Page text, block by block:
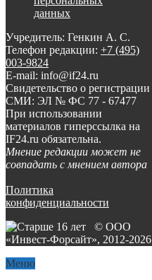
данных
Учредитель: Генкин А. С.
Телефон редакции: +7 (495)
003-9824
E-mail: info@if24.ru
Свидетельство о регистрации
СМИ: ЭЛ № ФС 77 - 67477
При использовании
материалов гиперссылка на
IF24.ru обязательна.
Мнение редакции может не
совпадать с мнением автора
Политика
конфиденциальности
© ООО
«Инвест-Форсайт», 2012-2026
Меню